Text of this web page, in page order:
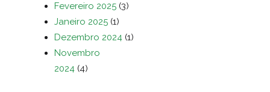
Fevereiro 2025 (3)
Janeiro 2025 (1)
Dezembro 2024 (1)
Novembro
2024 (4)